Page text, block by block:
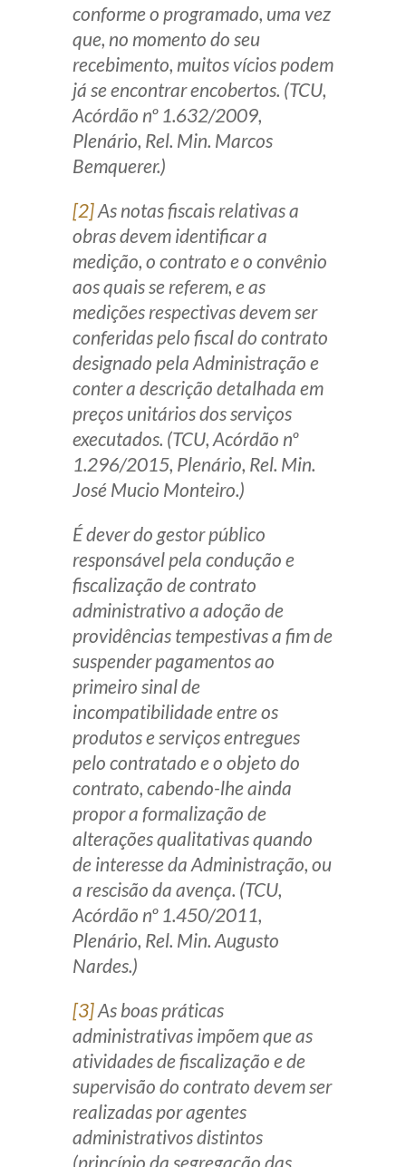
conforme o programado, uma vez
que, no momento do seu
recebimento, muitos vícios podem
já se encontrar encobertos. (TCU,
Acórdão nº 1.632/2009,
Plenário, Rel. Min. Marcos
Bemquerer.)
[2]As notas fiscais relativas a
obras devem identificar a
medição, o contrato e o convênio
aos quais se referem, e as
medições respectivas devem ser
conferidas pelo fiscal do contrato
designado pela Administração e
conter a descrição detalhada em
preços unitários dos serviços
executados. (TCU, Acórdão nº
1.296/2015, Plenário, Rel. Min.
José Mucio Monteiro.)
É dever do gestor público
responsável pela condução e
fiscalização de contrato
administrativo a adoção de
providências tempestivas a fim de
suspender pagamentos ao
primeiro sinal de
incompatibilidade entre os
produtos e serviços entregues
pelo contratado e o objeto do
contrato, cabendo-lhe ainda
propor a formalização de
alterações qualitativas quando
de interesse da Administração, ou
a rescisão da avença. (TCU,
Acórdão nº 1.450/2011,
Plenário, Rel. Min. Augusto
Nardes.)
[3]As boas práticas
administrativas impõem que as
atividades de fiscalização e de
supervisão do contrato devem ser
realizadas por agentes
administrativos distintos
(princípio da segregação das